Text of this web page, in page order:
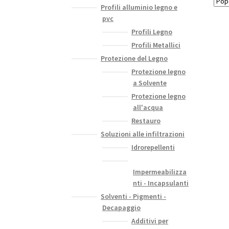
Profili alluminio legno e
pvc
Profili Legno
Profili Metallici
Protezione del Legno
Protezione legno
a Solvente
Protezione legno
all'acqua
Restauro
Soluzioni alle infiltrazioni
Idrorepellenti
Impermeabilizza
nti - Incapsulanti
Solventi - Pigmenti -
Decapaggio
Additivi per